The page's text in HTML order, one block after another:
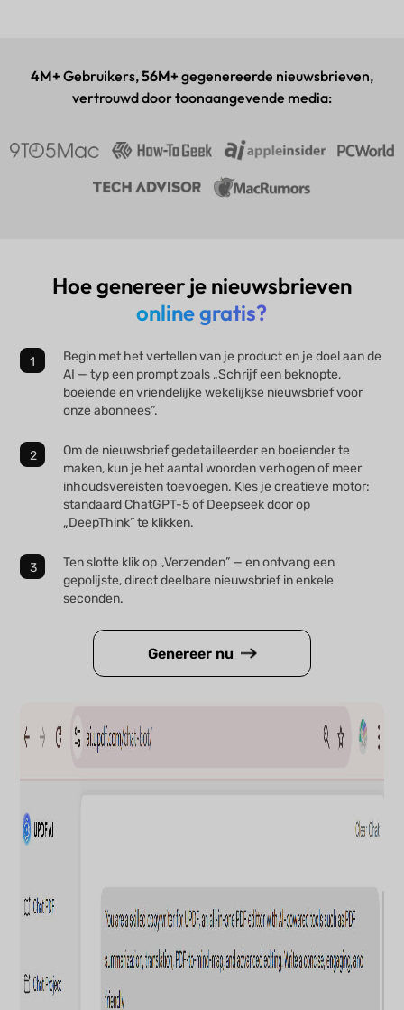
4M+ Gebruikers,56M+ gegenereerde nieuwsbrieven,
vertrouwd door toonaangevende media:
Hoe genereer je nieuwsbrieven
online gratis?
Begin met het vertellen van je product en je doel aan de
AI — typ een prompt zoals „Schrijf een beknopte,
boeiende en vriendelijke wekelijkse nieuwsbrief voor
onze abonnees”.
Om de nieuwsbrief gedetailleerder en boeiender te
maken, kun je het aantal woorden verhogen of meer
inhoudsvereisten toevoegen. Kies je creatieve motor:
standaard ChatGPT-5 of Deepseek door op
„DeepThink” te klikken.
Ten slotte klik op „Verzenden” — en ontvang een
gepolijste, direct deelbare nieuwsbrief in enkele
seconden.
Genereer nu